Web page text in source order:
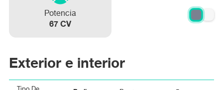
Potencia
67 CV
Exterior e interior